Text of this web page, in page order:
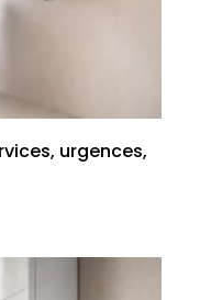
urgences,